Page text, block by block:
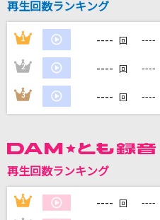
しわあわせ
Vaundy
[生音]赤いハンカチ
石原裕次郎
山本和恵
[生音]ラブ・ストーリー
小田和正
再生回数ランキング
1 ---- 回 ----
2 ---- 回 ----
3 ---- 回 ----
再生回数ランキング
1 ---- 回 ----